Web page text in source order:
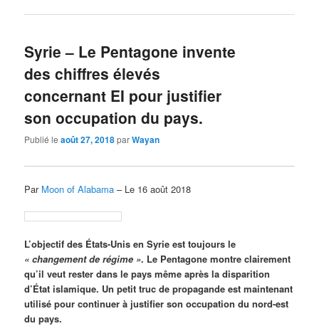
Syrie – Le Pentagone invente
des chiffres élevés
concernant EI pour justifier
son occupation du pays.
Publié leaoût 27, 2018parWayan
Par Moon of Alabama – Le 16 août 2018
L’objectif des États-Unis en Syrie est toujours le
« changement de régime ». Le Pentagone montre clairement
qu’il veut rester dans le pays même après la disparition
d’État islamique. Un petit truc de propagande est maintenant
utilisé pour continuer à justifier son occupation du nord-est
du pays.